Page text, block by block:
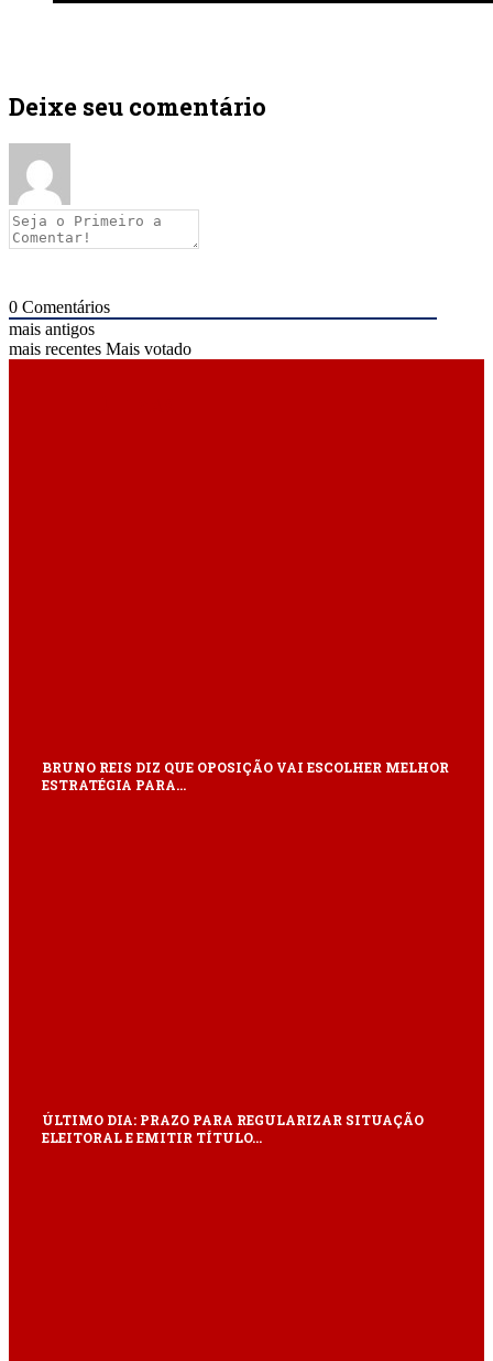
Deixe seu comentário
0 Comentários
mais antigos
mais recentes Mais votado
BRUNO REIS DIZ QUE OPOSIÇÃO VAI ESCOLHER MELHOR
ESTRATÉGIA PARA…
ÚLTIMO DIA: PRAZO PARA REGULARIZAR SITUAÇÃO
ELEITORAL E EMITIR TÍTULO…